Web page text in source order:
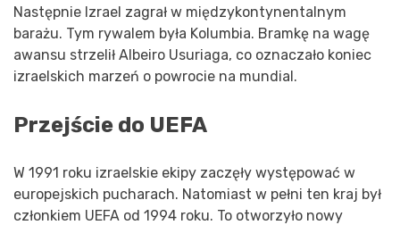
Następnie Izrael zagrał w międzykontynentalnym
barażu. Tym rywalem była Kolumbia. Bramkę na wagę
awansu strzelił Albeiro Usuriaga, co oznaczało koniec
izraelskich marzeń o powrocie na mundial.
Przejście do UEFA
W 1991 roku izraelskie ekipy zaczęły występować w
europejskich pucharach. Natomiast w pełni ten kraj był
członkiem UEFA od 1994 roku. To otworzyło nowy